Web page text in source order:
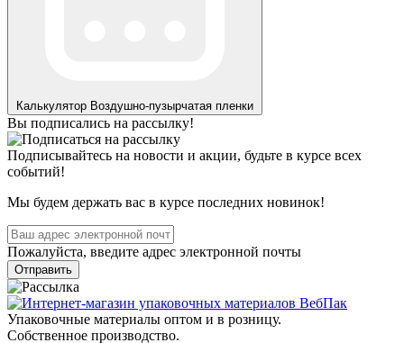
Калькулятор Воздушно-пузырчатая пленки
Вы подписались на рассылку!
Подписывайтесь на новости и акции, будьте в курсе всех
событий!
Мы будем держать вас в курсе последних новинок!
Пожалуйста, введите адрес электронной почты
Отправить
Упаковочные материалы оптом и в розницу.
Собственное производство.